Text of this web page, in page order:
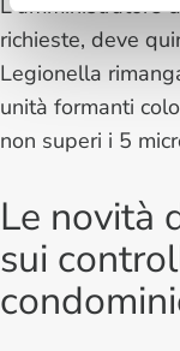
richieste, deve
Legionella
unità formanti
non superi i 5
Le novità
sui